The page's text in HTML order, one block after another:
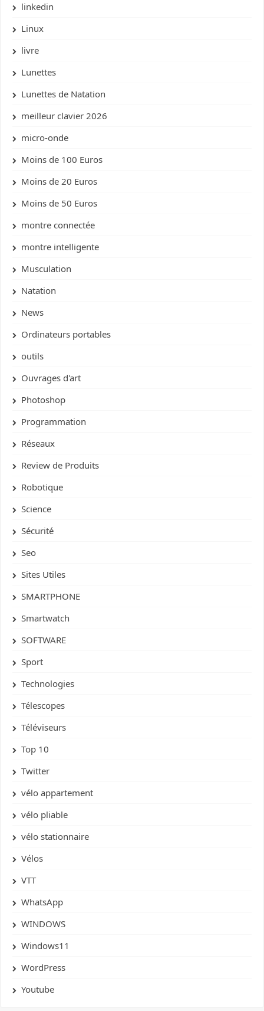
linkedin
Linux
livre
Lunettes
Lunettes de Natation
meilleur clavier 2026
micro-onde
Moins de 100 Euros
Moins de 20 Euros
Moins de 50 Euros
montre connectée
montre intelligente
Musculation
Natation
News
Ordinateurs portables
outils
Ouvrages d'art
Photoshop
Programmation
Réseaux
Review de Produits
Robotique
Science
Sécurité
Seo
Sites Utiles
SMARTPHONE
Smartwatch
SOFTWARE
Sport
Technologies
Télescopes
Téléviseurs
Top 10
Twitter
vélo appartement
vélo pliable
vélo stationnaire
Vélos
VTT
WhatsApp
WINDOWS
Windows11
WordPress
Youtube